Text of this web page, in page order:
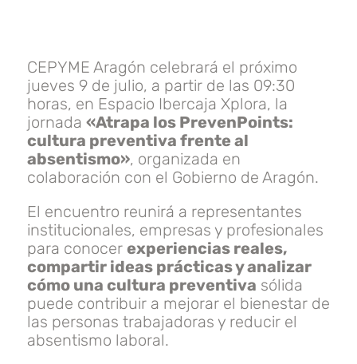
CEPYME Aragón celebrará el próximo
jueves 9 de julio, a partir de las 09:30
horas, en Espacio Ibercaja Xplora, la
jornada «Atrapa los PrevenPoints:
cultura preventiva frente al
absentismo», organizada en
colaboración con el Gobierno de Aragón.
El encuentro reunirá a representantes
institucionales, empresas y profesionales
para conocer experiencias reales,
compartir ideas prácticas y analizar
cómo una cultura preventiva sólida
puede contribuir a mejorar el bienestar de
las personas trabajadoras y reducir el
absentismo laboral.